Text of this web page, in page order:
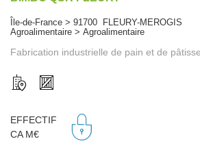
Île-de-France > 91700 FLEURY-MEROGIS
Agroalimentaire > Agroalimentaire
Fabrication industrielle de pain et de
EFFECTIF
CA M€